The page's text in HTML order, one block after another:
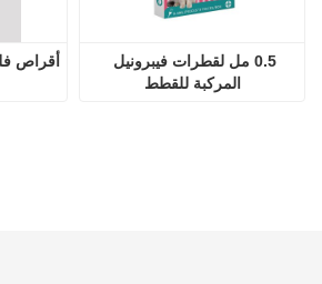
المركبة للقطط